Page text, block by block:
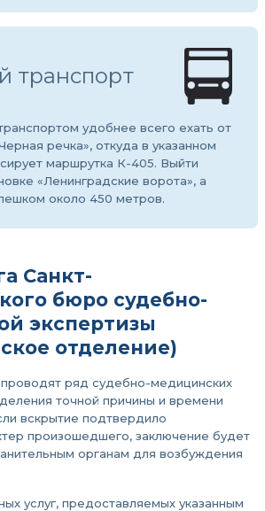
транспорт
удобнее всего ехать от
речка», откуда в указанном
маршрутка К-405. Выйти
«Ленинградские ворота», а
около 450 метров.
Санкт-
бюро судебно-
экспертизы
отделение)
ряд судебно-медицинских
точной причины и времени
вскрытие подтвердило
произошедшего, заключение будет
органам для возбуждения
услуг, предоставляемых указанным